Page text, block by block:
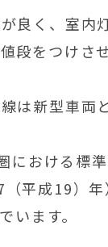
良く、室内
段をつけさ
は新型車両
における標
平成19）
ます。